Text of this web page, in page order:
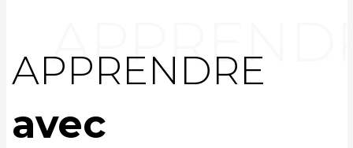
APPRENDRE
avec